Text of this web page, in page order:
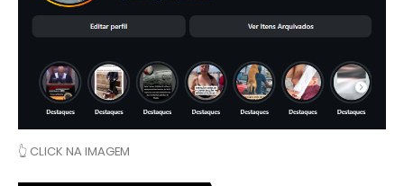
👆 CLICK NA IMAGEM